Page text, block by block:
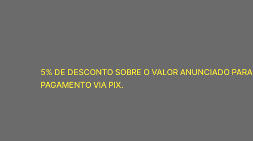
5% DE DESCONTO SOBRE O VALOR ANUNCIADO PARA
PAGAMENTO VIA PIX.